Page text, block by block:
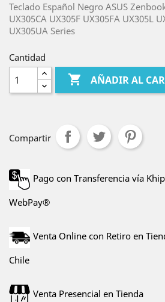
Teclado Español Negro ASUS
UX305CA UX305F UX305FA UX305L
UX305UA Series
Cantidad
 AÑADIR AL
Compartir
Pago con Transferencia vía
WebPay®
Venta Online con Retiro en
Chile
Venta Presencial en Tienda